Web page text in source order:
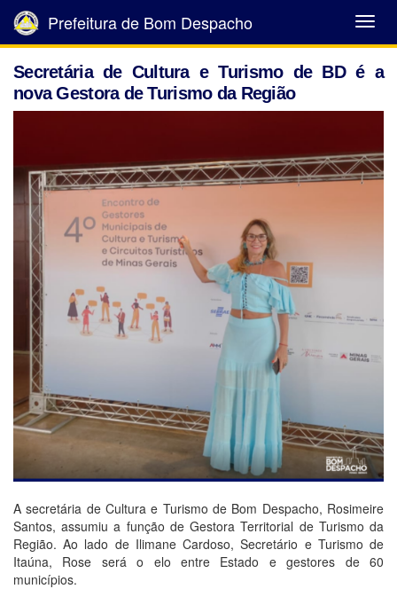
Abrir
Menu
Prefeitura de Bom Despacho
Secretária de Cultura e Turismo de BD é a
nova Gestora de Turismo da Região
A secretária de Cultura e Turismo de Bom Despacho, Rosimeire
Santos, assumiu a função de Gestora Territorial de Turismo da
Região. Ao lado de Ilimane Cardoso, Secretário e Turismo de
Itaúna, Rose será o elo entre Estado e gestores de 60
municípios.